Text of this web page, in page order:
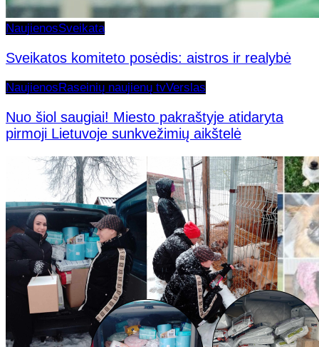
NaujienosSveikata
Sveikatos komiteto posėdis: aistros ir realybė
NaujienosRaseinių naujienų tvVerslas
Nuo šiol saugiai! Miesto pakraštyje atidaryta
pirmoji Lietuvoje sunkvežimių aikštelė